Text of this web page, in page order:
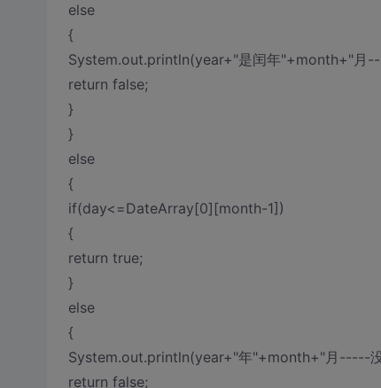
else
{
System.out.println(year+"是闰年"+month+"月
return false;
}
}
else
{
if(day<=DateArray[0][month-1])
{
return true;
}
else
{
System.out.println(year+"年"+month+"月-----
return false;